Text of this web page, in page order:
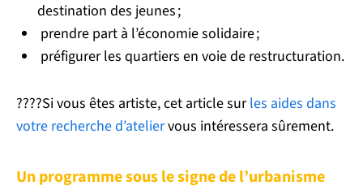
destination des jeunes ;
prendre part à l’économie solidaire ;
préfigurer les quartiers en voie de restructuration.
????Si vous êtes artiste, cet article surles aides dans
votre recherche d’ateliervous intéressera sûrement.
Un programme sous le signe de l’urbanisme